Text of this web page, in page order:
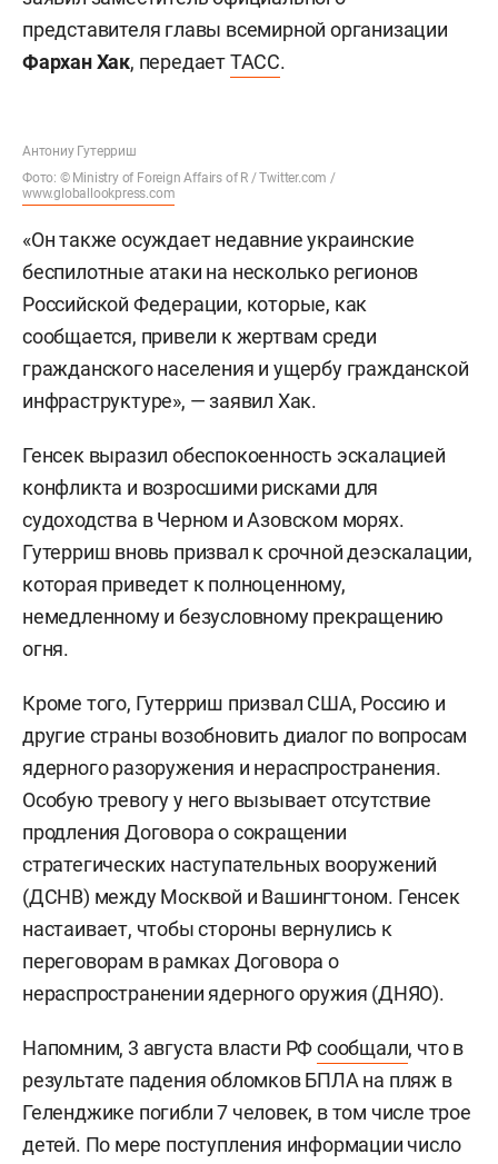
представителя главы всемирной организации
Фархан Хак, передаетТАСС.
Антониу Гутерриш
Фото: © Ministry of Foreign Affairs of R / Twitter.com /
www.globallookpress.com
«Он также осуждает недавние украинские
беспилотные атаки на несколько регионов
Российской Федерации, которые, как
сообщается, привели к жертвам среди
гражданского населения и ущербу гражданской
инфраструктуре», — заявил Хак.
Генсек выразил обеспокоенность эскалацией
конфликта и возросшими рисками для
судоходства в Черном и Азовском морях.
Гутерриш вновь призвал к срочной деэскалации,
которая приведет к полноценному,
немедленному и безусловному прекращению
огня.
Кроме того, Гутерриш призвал США, Россию и
другие страны возобновить диалог по вопросам
ядерного разоружения и нераспространения.
Особую тревогу у него вызывает отсутствие
продления Договора о сокращении
стратегических наступательных вооружений
(ДСНВ) между Москвой и Вашингтоном. Генсек
настаивает, чтобы стороны вернулись к
переговорам в рамках Договора о
нераспространении ядерного оружия (ДНЯО).
Напомним, 3 августа власти РФсообщали, что в
результате падения обломков БПЛА на пляж в
Геленджике погибли 7 человек, в том числе трое
детей. По мере поступления информации число